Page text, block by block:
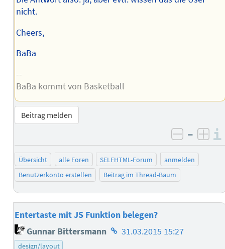
nicht.
Cheers,
BaBa
--
BaBa kommt von Basketball
Beitrag melden
negativ
–
Übersicht alle Foren SELFHTML-Forum
anmelden
Benutzerkonto erstellen
Beitrag im Thread-Baum
Entertaste mit JS Funktion belegen?
Gunnar Bittersmann Homepage
31.03.2015 15:27
design/layout